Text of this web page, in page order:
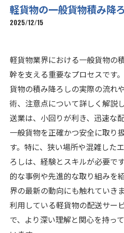
軽貨物の一般貨物積み降
2025/12/15
軽貨物業界における一般貨物の
幹を支える重要なプロセスです
貨物の積み降ろしの実際の流れ
術、注意点について詳しく解説
送業は、小回りが利き、迅速な
一般貨物を正確かつ安全に取り
す。特に、狭い場所や混雑した
ろしは、経験とスキルが必要で
的な事例や先進的な取り組みを
界の最新の動向にも触れていき
利用している軽貨物の配送サー
で、より深い理解と関心を持っ